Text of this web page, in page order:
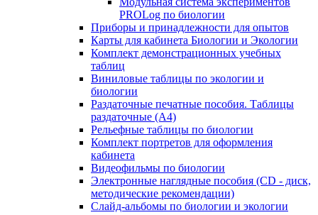
PROLog по биологии
Приборы и принадлежности для опытов
Карты для кабинета Биологии и Экологии
Комплект демонстрационных учебных
таблиц
Виниловые таблицы по экологии и
биологии
Раздаточные печатные пособия. Таблицы
раздаточные (А4)
Рельефные таблицы по биологии
Комплект портретов для оформления
кабинета
Видеофильмы по биологии
Электронные наглядные пособия (CD - диск,
методические рекомендации)
Слайд-альбомы по биологии и экологии